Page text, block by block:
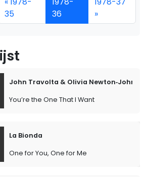
35
36
»
John Travolta & Olivia Newton‐John
You’re the One That I Want
La Bionda
One for You, One for Me